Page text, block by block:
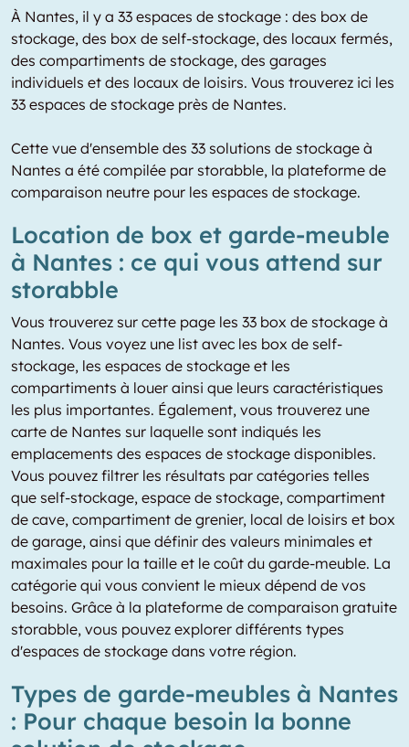
À Nantes, il y a 33 espaces de stockage : des box de
stockage, des box de self-stockage, des locaux fermés,
des compartiments de stockage, des garages
individuels et des locaux de loisirs. Vous trouverez ici les
33 espaces de stockage près de Nantes.
Cette vue d'ensemble des 33 solutions de stockage à
Nantes a été compilée par storabble, la plateforme de
comparaison neutre pour les espaces de stockage.
Location de box et garde-meuble
à Nantes : ce qui vous attend sur
storabble
Vous trouverez sur cette page les 33 box de stockage à
Nantes. Vous voyez une list avec les box de self-
stockage, les espaces de stockage et les
compartiments à louer ainsi que leurs caractéristiques
les plus importantes. Également, vous trouverez une
carte de Nantes sur laquelle sont indiqués les
emplacements des espaces de stockage disponibles.
Vous pouvez filtrer les résultats par catégories telles
que self-stockage, espace de stockage, compartiment
de cave, compartiment de grenier, local de loisirs et box
de garage, ainsi que définir des valeurs minimales et
maximales pour la taille et le coût du garde-meuble. La
catégorie qui vous convient le mieux dépend de vos
besoins. Grâce à la plateforme de comparaison gratuite
storabble, vous pouvez explorer différents types
d'espaces de stockage dans votre région.
Types de garde-meubles à Nantes
: Pour chaque besoin la bonne